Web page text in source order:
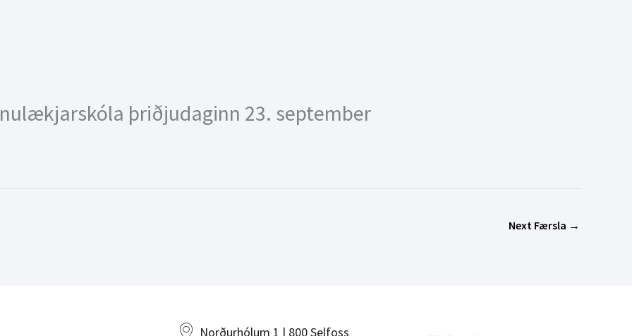
þriðjudaginn 23. september
Next Færsla →
Norðurhólum 1 | 800 Selfoss